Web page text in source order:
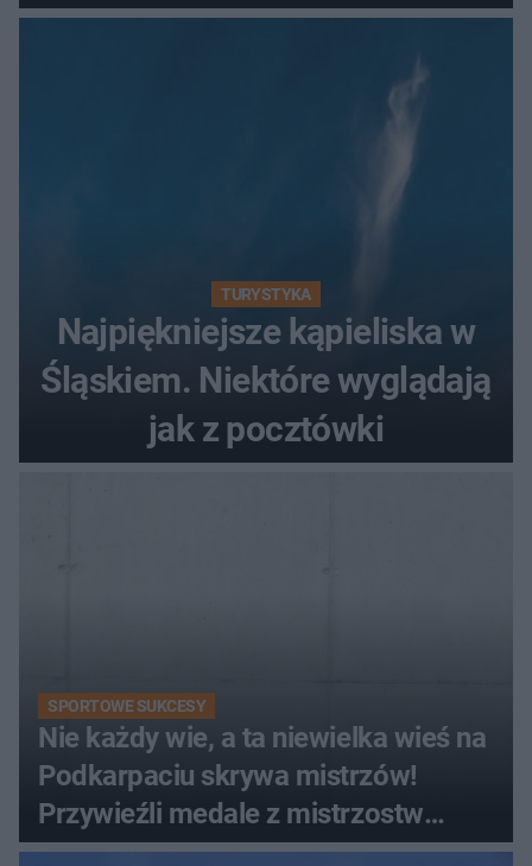
TURYSTYKA
Najpiękniejsze kąpieliska w
Śląskiem. Niektóre wyglądają
jak z pocztówki
SPORTOWE SUKCESY
Nie każdy wie, a ta niewielka wieś na
Podkarpaciu skrywa mistrzów!
Przywieźli medale z mistrzostw
Europy